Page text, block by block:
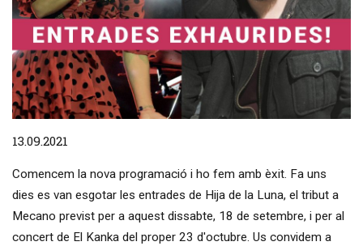
13.09.2021
Comencem la nova programació i ho fem amb èxit. Fa uns
dies es van esgotar les entrades de Hija de la Luna, el tribut a
Mecano previst per a aquest dissabte, 18 de setembre, i per al
concert de El Kanka del proper 23 d'octubre. Us convidem a